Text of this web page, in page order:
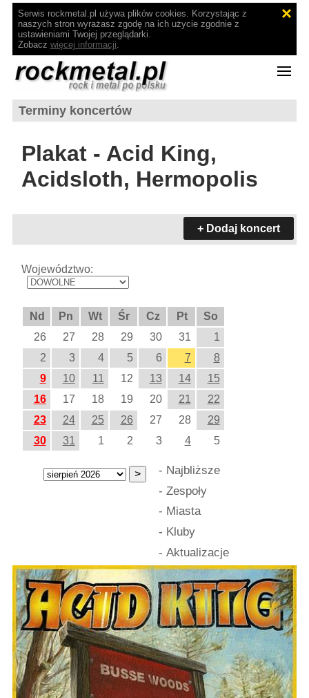
Serwis rockmetal.pl używa plików cookies. Korzystając z
naszych stron wyrażasz zgodę na ich użycie zgodnie z
ustawieniami Twojej przeglądarki.
Zobacz więcej informacji.
Terminy koncertów
Plakat - Acid King,
Acidsloth, Hermopolis
+ Dodaj koncert
Województwo:
Nd Pn Wt Śr Cz Pt
So
26
27 28 29 30 31
1
2
3 4 5 6 7
8
9
10 11 12 13 14
15
16
17 18 19 20 21
22
23
24 25 26 27 28
29
30
31 1 2 3 4 5
- Najbliższe
- Zespoły
- Miasta
- Kluby
- Aktualizacje